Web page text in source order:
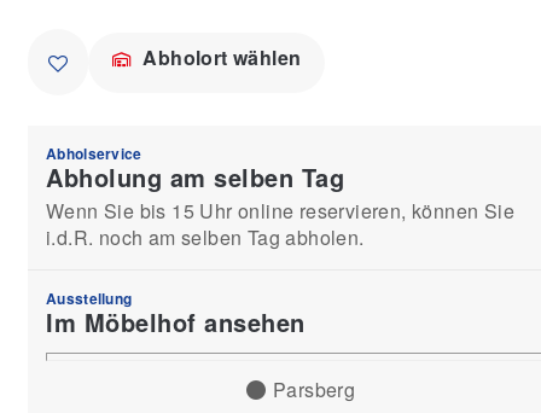
Abholort wählen
Abholservice
Abholung am selben Tag
Wenn Sie bis 15 Uhr online reservieren, können Sie
i.d.R. noch am selben Tag abholen.
Ausstellung
Im Möbelhof ansehen
Parsberg